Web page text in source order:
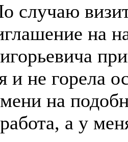
случаю
на
и не горела
на
а у